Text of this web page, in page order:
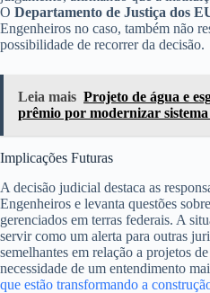
O Departamento de Justiça dos
Engenheiros no caso, também não
possibilidade de recorrer da decisão.
Leia mais Projeto de água e
prêmio por modernizar sistema
Implicações Futuras
A decisão judicial destaca as
Engenheiros e levanta questões
gerenciados em terras federais. A
servir como um alerta para outras
semelhantes em relação a projetos
necessidade de um entendimento
que estão transformando a